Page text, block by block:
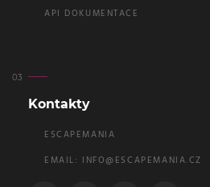
API DOKUMENTACE
Kontakty
ESCAPEMANIA
EMAIL: INFO@ESCAPEMANIA.CZ